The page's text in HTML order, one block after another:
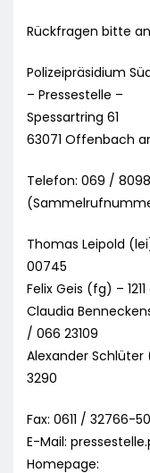
Rückfragen bitte
Polizeipräsidium
– Pressestelle –
Spessartring 61
63071 Offenbach
Telefon: 069 / 8098
Thomas Leipold
00745
Felix Geis (fg) –
Claudia
/ 066 23109
Alexander Schlüter
3290
Fax: 0611 / 32766-
E-Mail:
Homepage: